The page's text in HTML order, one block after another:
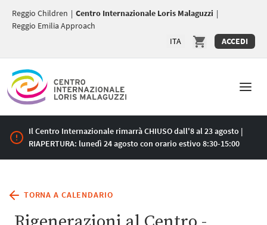
Reggio Children | Centro Internazionale Loris Malaguzzi |
Reggio Emilia Approach
ITA
ACCEDI
Il Centro Internazionale rimarrà CHIUSO dall'8 al 23 agosto |
RIAPERTURA: lunedì 24 agosto con orario estivo 8:30-15:00
TORNA A CALENDARIO